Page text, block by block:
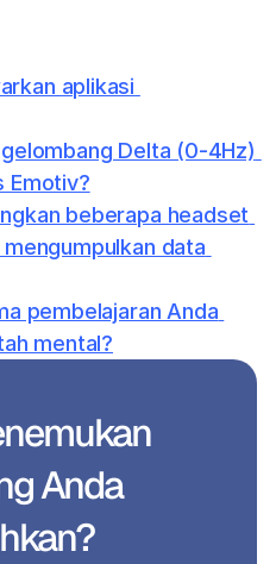
aplikasi
Delta (0-4Hz)
Emotiv?
beberapa headset
data
pembelajaran Anda
mental?
Anda